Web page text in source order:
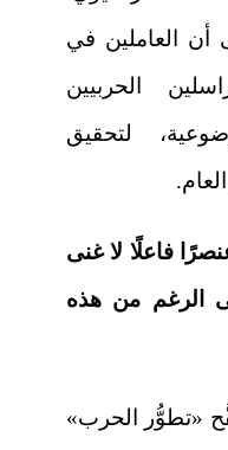
أن العاملين في
الحربيين
لتحقيق
فاعلًا لا غنى
الرغم من هذه
«تطوُّر الحرب»